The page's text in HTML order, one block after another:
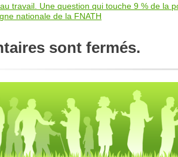
travail. Une question qui touche 9 % de la
nationale de la FNATH
sont fermés.